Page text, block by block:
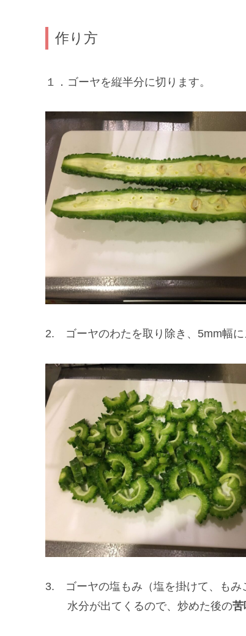
作り方
１．ゴーヤを縦半分に切ります。
2. ゴーヤのわたを取り除き、5mm幅に
3. ゴーヤの塩もみ（塩を掛けて、もみ
水分が出てくるので、炒めた後の苦